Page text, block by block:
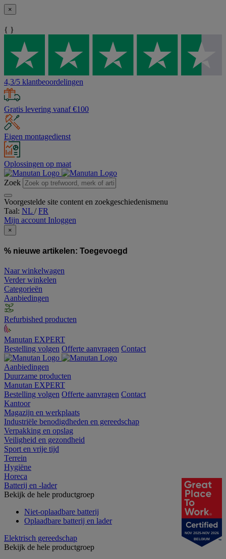
×
{ }
4,3/5 klantbeoordelingen
Gratis levering vanaf €100
Eigen montagedienst
Oplossingen op maat
Zoek
Voorgestelde site content en zoekgeschiedenismenu
Taal: NL /FR
Mijn account Inloggen
×
% nieuwe artikelen: Toegevoegd
Naar winkelwagen
Verder winkelen
Categorieën
Aanbiedingen
Refurbished producten
Manutan EXPERT
Bestelling volgen Offerte aanvragen Contact
Aanbiedingen
Duurzame producten
Manutan EXPERT
Bestelling volgen Offerte aanvragen Contact
Kantoor
Magazijn en werkplaats
Industriële benodigdheden en gereedschap
Verpakking en opslag
Veiligheid en gezondheid
Sport en vrije tijd
Terrein
Hygiëne
Horeca
Batterij en -lader
Bekijk de hele productgroep
Niet-oplaadbare batterij
Oplaadbare batterij en lader
Elektrisch gereedschap
Bekijk de hele productgroep
NOV 2025-NOV 2026
BELGIUM